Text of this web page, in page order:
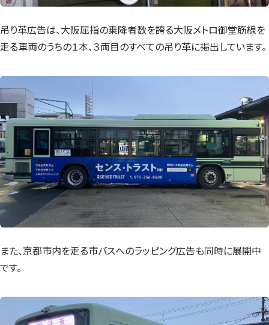
吊り革広告は、大阪屈指の乗降者数を誇る大阪メトロ御堂筋線を
走る車両のうちの１本、３両目のすべての吊り革に掲出しています。
また、京都市内を走る市バスへのラッピング広告も同時に展開中
です。